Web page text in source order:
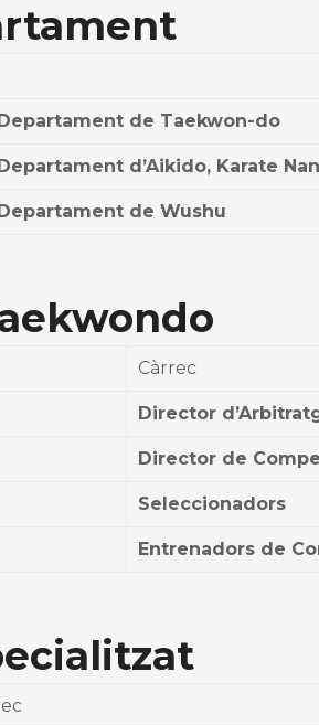
de Taekwon-do
d’Aikido, Karate
de Wushu
Càrrec
Director
Director de
Seleccionadors
Entrenadors de